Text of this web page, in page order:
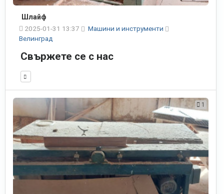
Шлайф
2025-01-31 13:37
Машини и инструменти
Велинград
Свържете се с нас
1